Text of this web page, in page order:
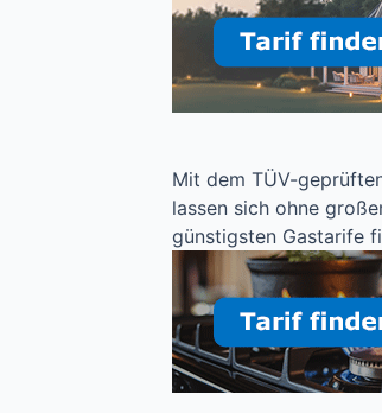
Mit dem TÜV-
lassen sich ohne
günstigsten Gastarife